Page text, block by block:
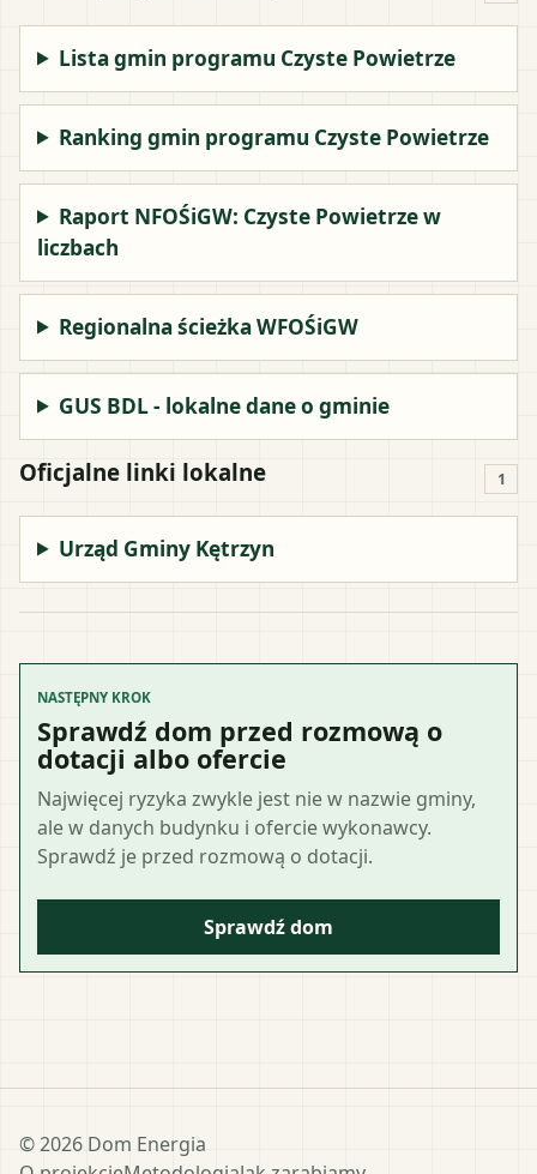
Lista gmin programu Czyste Powietrze
Ranking gmin programu Czyste Powietrze
Raport NFOŚiGW: Czyste Powietrze w
liczbach
Regionalna ścieżka WFOŚiGW
GUS BDL - lokalne dane o gminie
Oficjalne linki lokalne 1
Urząd Gminy Kętrzyn
NASTĘPNY KROK
Sprawdź dom przed rozmową o
dotacji albo ofercie
Najwięcej ryzyka zwykle jest nie w nazwie gminy,
ale w danych budynku i ofercie wykonawcy.
Sprawdź je przed rozmową o dotacji.
Sprawdź dom
©2026 Dom Energia